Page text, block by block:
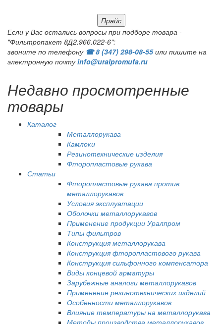
Прайс
Если у Вас остались вопросы при подборе товара -
"Фильтропакет 8Д2.966.022-6":
звоните по телефону ☎ 8 (347) 298‑08‑55или пишите на
электронную почтуinfo@uralpromufa.ru
Недавно просмотренные
товары
Каталог
Металлорукава
Камлоки
Резинотехнические изделия
Фторопластовые рукава
Статьи
Фторопластовые рукава против
металлорукавов
Условия эксплуатации
Оболочки металлорукавов
Применение продукции Уралпром
Типы фильтров
Конструкция металлорукава
Конструкция фторопластового рукава
Конструкция сильфонного компенсатора
Виды концевой арматуры
Зарубежные аналоги металлорукавов
Применение резинотехнических изделий
Особенности металлорукавов
Влияние температуры на металлорукава